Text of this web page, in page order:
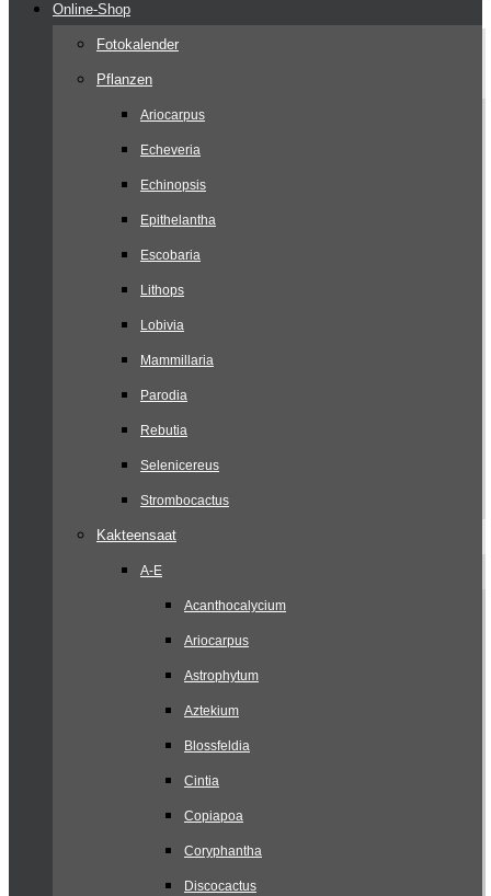
Online-Shop
Fotokalender
Pflanzen
Ariocarpus
Echeveria
Echinopsis
Epithelantha
Escobaria
Lithops
Lobivia
Mammillaria
Parodia
Rebutia
Selenicereus
Strombocactus
Kakteensaat
A-E
Acanthocalycium
Ariocarpus
Astrophytum
Aztekium
Blossfeldia
Cintia
Copiapoa
Coryphantha
Discocactus